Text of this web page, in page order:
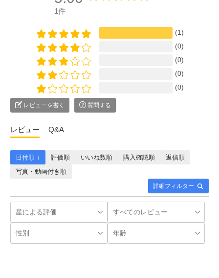
1件
(1)
(0)
(0)
(0)
(0)
レビューを書く 質問する
レビュー Q&A
詳細フィルター
日付順 ↓ 評価順 いいね数順 購入確認順
返信順
写真・動画付き順